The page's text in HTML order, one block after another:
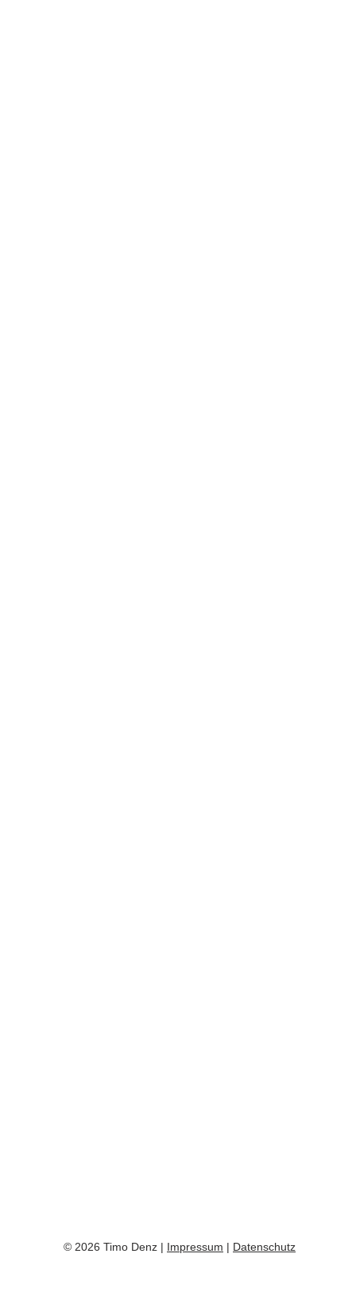
© 2026 Timo Denz | Impressum | Datenschutz